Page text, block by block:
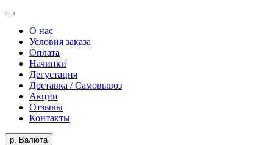
О нас
Условия заказа
Оплата
Начинки
Дегустация
Доставка / Самовывоз
Акции
Отзывы
Контакты
р. Валюта